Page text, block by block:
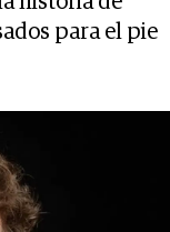
para el pie